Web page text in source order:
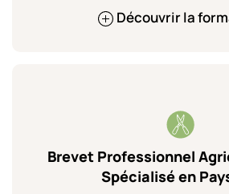
Découvrir la
Brevet Professionnel
Spécialisé en